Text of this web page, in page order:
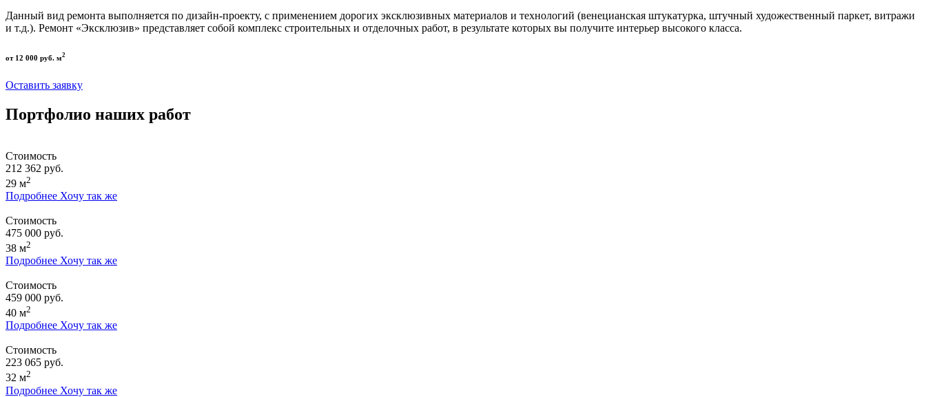
Данный вид ремонта выполняется по дизайн-проекту, с применением дорогих эксклюзивных материалов и технологий (венецианская штукатурка, штучный художественный паркет, витражи
и т.д.). Ремонт «Эксклюзив» представляет собой комплекс строительных и отделочных работ, в результате которых вы получите интерьер высокого класса.
от 12 000 руб. м2
Оставить заявку
Портфолио наших работ
Стоимость
212 362 руб.
29 м2
Подробнее Хочу так же
Стоимость
475 000 руб.
38 м2
Подробнее Хочу так же
Стоимость
459 000 руб.
40 м2
Подробнее Хочу так же
Стоимость
223 065 руб.
32 м2
Подробнее Хочу так же